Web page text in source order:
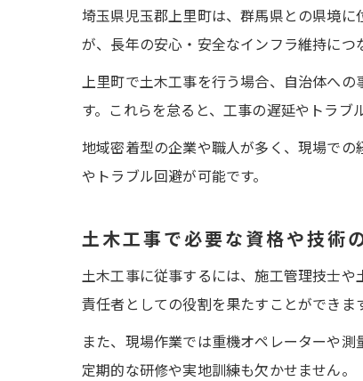
埼玉県児玉郡上里町は、群馬県との県境
が、長年の安心・安全なインフラ維持につ
上里町で土木工事を行う場合、自治体へ
す。これらを怠ると、工事の遅延やトラブ
地域密着型の企業や職人が多く、現場で
やトラブル回避が可能です。
土木工事で必要な資格や技術
土木工事に従事するには、施工管理技士
責任者としての役割を果たすことができま
また、現場作業では重機オペレーターや
定期的な研修や実地訓練も欠かせません。